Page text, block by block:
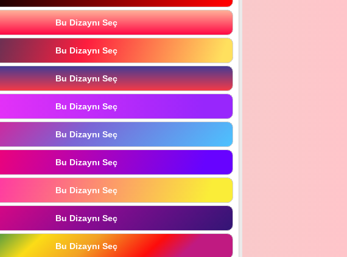
Bu Dizaynı Seç
Bu Dizaynı Seç
Bu Dizaynı Seç
Bu Dizaynı Seç
Bu Dizaynı Seç
Bu Dizaynı Seç
Bu Dizaynı Seç
Bu Dizaynı Seç
Bu Dizaynı Seç